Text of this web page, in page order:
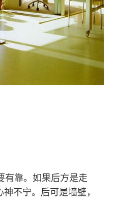
靠。如果后方是走
不宁。后可是墙壁，